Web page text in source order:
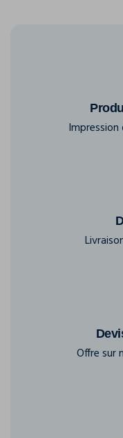
Offre sur